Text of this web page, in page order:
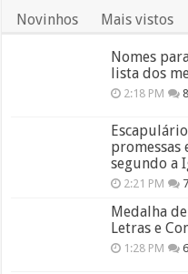
Novinhos Mais vistos
Nomes
lista dos
2:18 PM
promessas
segundo a
2:21 PM
Medalha
Letras e
1:28 PM